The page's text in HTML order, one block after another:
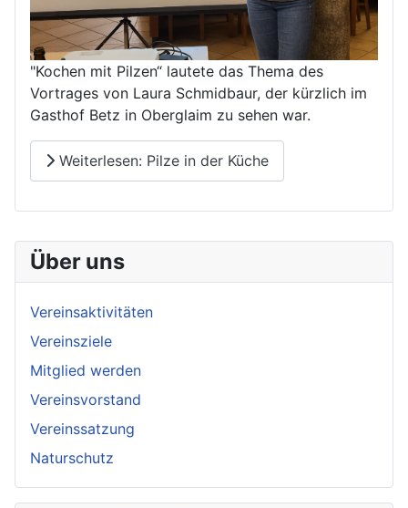
Über uns
Vereinsaktivitäten
Vereinsziele
Mitglied werden
Vereinsvorstand
Vereinssatzung
Naturschutz
"Kochen mit Pilzen“ lautete das Thema des
Vortrages von Laura Schmidbaur, der kürzlich im
Gasthof Betz in Oberglaim zu sehen war.
Weiterlesen: Pilze in der Küche